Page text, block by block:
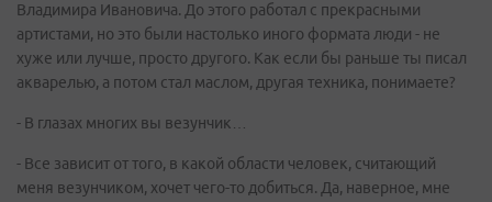
Владимира Ивановича. До этого работал с прекрасными
артистами, но это были настолько иного формата люди - не
хуже или лучше, просто другого. Как если бы раньше ты писал
акварелью, а потом стал маслом, другая техника, понимаете?
- В глазах многих вы везунчик…
- Все зависит от того, в какой области человек, считающий
меня везунчиком, хочет чего-то добиться. Да, наверное, мне